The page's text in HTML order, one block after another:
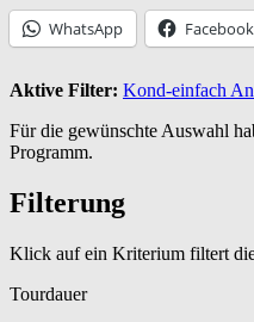
WhatsApp Facebook
Aktive Filter: Kond-einfach
Für die gewünschte Auswahl
Programm.
Filterung
Klick auf ein Kriterium filtert
Tourdauer